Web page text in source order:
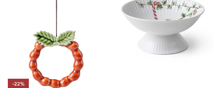
-22%